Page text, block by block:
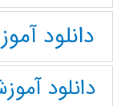
دانلود
دانلود